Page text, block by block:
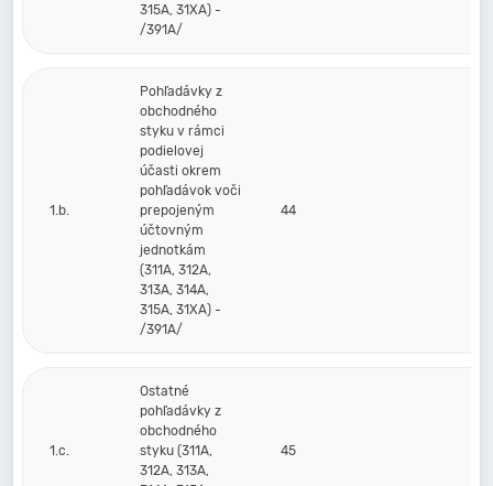
315A, 31XA) -
/391A/
1.b.
Pohľadávky z
obchodného
styku v rámci
podielovej
účasti okrem
pohľadávok voči
prepojeným
účtovným
jednotkám
(311A, 312A,
313A, 314A,
315A, 31XA) -
/391A/
44
1.c.
Ostatné
pohľadávky z
obchodného
styku (311A,
312A, 313A,
45